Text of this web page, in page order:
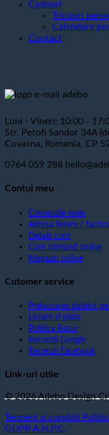
Cadouri
Tricouri
Calendare
Contact
Luni - Vineri: 10:00 -
Str. Petofi Sandor 34A
Covasna, Romania, CP
0764 059 288
Contul meu
Comenzile mele
Adresa livrare /
Detalii cont
Cum comand online
Magazin online
Cutomer service
Prelucrarea datelor
Livrare si plata
Politica Retur
Recenzii Google
Recenzii Facebook
Link-uri utile
© 2026 Adebo Design
Termeni si conditii
GDPR A.N.P.C.